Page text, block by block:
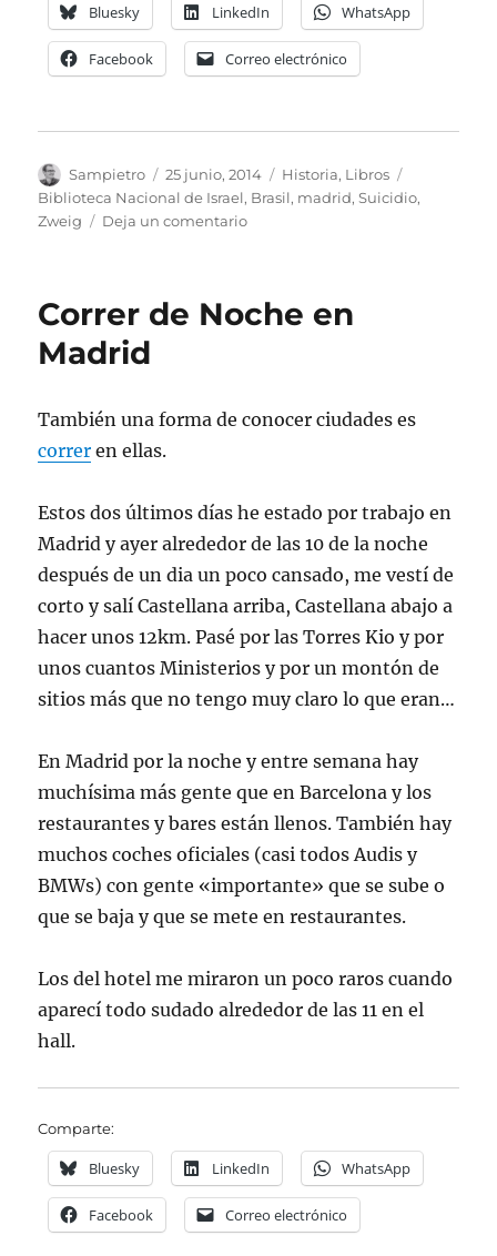
Bluesky LinkedIn WhatsApp
Facebook Correo electrónico
Autor
Sampietro
Publicado
el
25 junio, 2014 Categorías
Historia, Libros
Biblioteca Nacional de Israel, Brasil, madrid,Suicidio,
Zweig
Deja un comentarioen
de
Correr de Noche en
Madrid
También una forma de conocer ciudades es
correr en ellas.
Estos dos últimos días he estado por trabajo en
Madrid y ayer alrededor de las 10 de la noche
después de un dia un poco cansado, me vestí de
corto y salí Castellana arriba, Castellana abajo a
hacer unos 12km. Pasé por las Torres Kio y por
unos cuantos Ministerios y por un montón de
sitios más que no tengo muy claro lo que eran…
En Madrid por la noche y entre semana hay
muchísima más gente que en Barcelona y los
restaurantes y bares están llenos. También hay
muchos coches oficiales (casi todos Audis y
BMWs) con gente «importante» que se sube o
que se baja y que se mete en restaurantes.
Los del hotel me miraron un poco raros cuando
aparecí todo sudado alrededor de las 11 en el
hall.
Comparte:
Bluesky LinkedIn WhatsApp
Facebook Correo electrónico